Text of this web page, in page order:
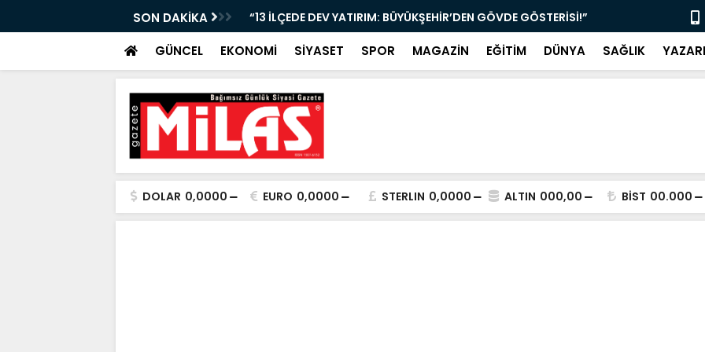
SON DAKİKA
KAYBETTİ, ŞARAMPOLE YUVARLANDI!” “13 İLÇEDE DEV YATIRIM: BÜYÜKŞEHİR’DEN GÖVDE GÖSTERİSİ!”
GÜNCEL EKONOMİ SİYASET SPOR MAGAZİN EĞİTİM DÜNYA SAĞLIK
DOLAR 0,0000 EURO 0,0000 STERLIN 0,0000 ALTIN 000,00 BİST 00.000